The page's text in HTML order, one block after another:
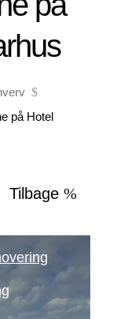
$
på Hotel
Tilbage